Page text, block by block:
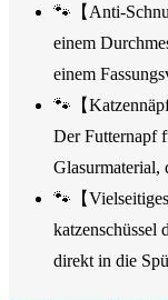
🐾【Anti-
einem
einem
🐾【
Der Futternapf
Glasurmaterial,
🐾【
katzenschüssel
direkt in die